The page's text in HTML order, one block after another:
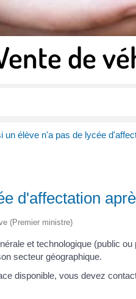
de
un élève n'a pas de lycée
d'affectation
(Premier ministre)
et technologique (public
secteur géographique.
disponible, vous devez